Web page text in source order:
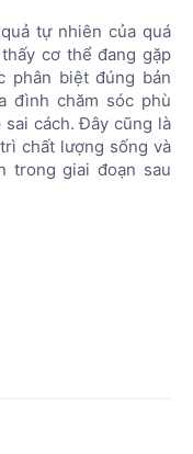
tự nhiên của quá
cơ thể đang gặp
phân biệt đúng bản
đình chăm sóc phù
cách. Đây cũng là
chất lượng sống và
trong giai đoạn sau